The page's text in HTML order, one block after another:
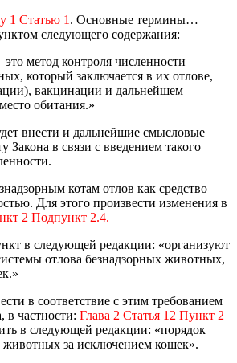
1 Статью 1 . Основные термины…
следующего содержания:
метод контроля численности
который заключается в их отлове,
вакцинации и дальнейшем
обитания.»
внести и дальнейшие смысловые
Закона в связи с введением такого
котам отлов как средство
Для этого произвести изменения в
2 Подпункт 2.4.
в следующей редакции: «организуют
отлова безнадзорных животных,
в соответствие с этим требованием
в частности: Глава 2 Статья 12 Пункт 2
в следующей редакции: «порядок
животных за исключением кошек».